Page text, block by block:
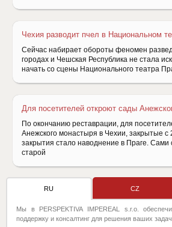
Чехия разводит пчел в Национальном
Сейчас набирает обороты феномен
городах и Чешская Республика не стала
начать со сцены Национального театра
Для посетителей откроют сады
По окончанию реставрации, для
Анежского монастыря в Чехии, закрытые с
закрытия стало наводнение в Праге. Сами
старой
RU CZ
Мы в PERSPEKTIVA IMPEREAL s.r.o.
поддержку и консалтинг для решения ваших